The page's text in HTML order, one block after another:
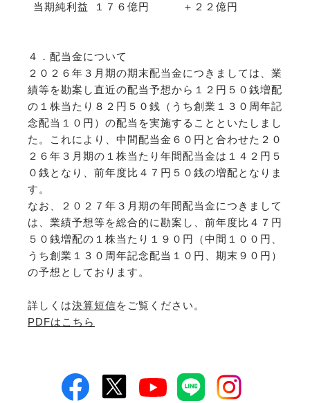
当期純利益
１７６億円 ＋２２億円
４．配当金について
２０２６年３月期の期末配当金につきましては、業
績等を勘案し直近の配当予想から１２円５０銭増配
の１株当たり８２円５０銭（うち創業１３０周年記
念配当１０円）の配当を実施することといたしまし
た。これにより、中間配当金６０円と合わせた２０
２６年３月期の１株当たり年間配当金は１４２円５
０銭となり、前年度比４７円５０銭の増配となりま
す。
なお、２０２７年３月期の年間配当金につきまして
は、業績予想等を総合的に勘案し、前年度比４７円
５０銭増配の１株当たり１９０円（中間１００円、
うち創業１３０周年記念配当１０円、期末９０円）
の予想としております。
詳しくは決算短信をご覧ください。
PDFはこちら